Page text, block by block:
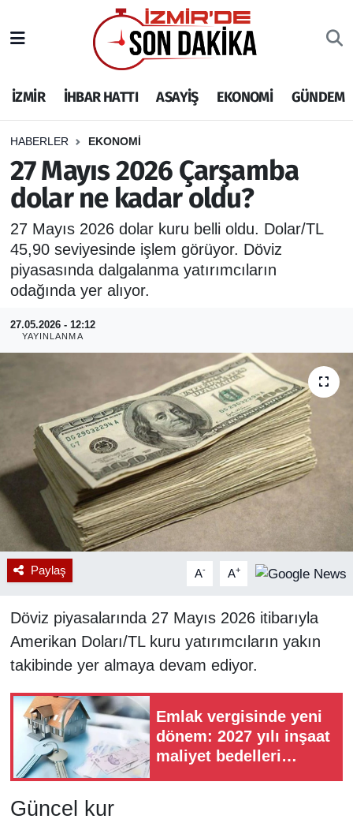
İZMİR İHBAR HATTI ASAYİŞ EKONOMİ GÜNDEM
HABERLER EKONOMİ
27 Mayıs 2026 Çarşamba
dolar ne kadar oldu?
27 Mayıs 2026 dolar kuru belli oldu. Dolar/TL
45,90 seviyesinde işlem görüyor. Döviz
piyasasında dalgalanma yatırımcıların
odağında yer alıyor.
27.05.2026 - 12:12
YAYINLANMA
Paylaş A- A+
Döviz piyasalarında 27 Mayıs 2026 itibarıyla
Amerikan Doları/TL kuru yatırımcıların yakın
takibinde yer almaya devam ediyor.
Emlak vergisinde yeni
dönem: 2027 yılı inşaat
maliyet bedelleri
Güncel kur
İHBAR HATTI
DEPREM
GENEL
EKONOMİ
SİYASET
SPOR
ASAYİŞ
İzmir Nöbetçi Eczaneler
İzmir Hava Durumu
İzmir Namaz Vakitleri
İzmir Trafik Yoğunluk Haritası
Puan Durumu ve Fikstür
Tüm Manşetler
Son Dakika Haberleri
Haber Arşivi